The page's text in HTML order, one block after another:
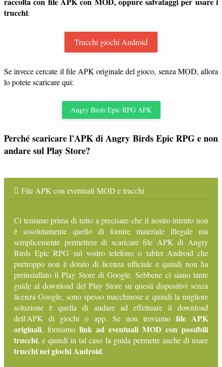
trucchi:
Trucchi giochi Android
Se invece cercate il file APK originale del gioco, senza MOD, allora
lo potete scaricare qui:
Angry Birds Epic RPG APK
Perché scaricare l'APK di Angry Birds Epic RPG e non
andare sul Play Store?
File APK con eventuali MOD e trucchi
Ci teniamo prima di tutto a precisare che il nostro intento non
è assolutamente quello di fornire materiale illegale ma
semplicemente permettere di scaricare file APK di Angry
Birds Epic RPG sul vostro telefono o tablet Android che
purtroppo non è dotato di licenza ufficiale e quindi non ha
preinstallato il Play Store di Google. Sebbene ci siano tante
guide al download del Play Store su questi dispositivi senza
licenza Google, sono spesso macchinose e quindi la migliore
soluzione è quella di andare ad effettuare il download
dell'APK di giochi o app. Se non troviamofile APK
originali, forniamo link ad eventuali MOD con possibili
trucchi, e quindi in tal caso la guida permette anche di usare
trucchi nei giochi Android.